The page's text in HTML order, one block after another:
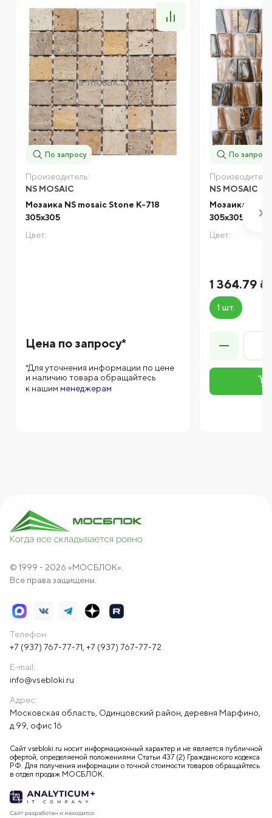
По запросу
Производитель:
NS MOSAIC
Мозаика NS mosaic Stone К-718
305x305
Цвет:
Цена по запросу*
*Для уточнения информации по цене
и наличию товара обращайтесь
к нашим менеджерам
По запросу
NS MOSAIC
Мозаика NS
305x305
Цвет:
1 364.79 ₽
1 шт.
© 1999 - 2026 «МОСБЛОК».
Все права защищены.
Телефон:
+7 (937) 767-77-71 +7 (937) 767-77-72
E-mail:
info@vsebloki.ru
Адрес:
Московская область, Одинцовский район, деревня Марфино,
д.99, офис 16
Сайт vsebloki.ru носит информационный характер и не является публичной
офертой, определяемой положениями Статьи 437 (2) Гражданского кодекса
РФ. Для получения информации о точной стоимости товаров обращайтесь
в отдел продаж МОСБЛОК.